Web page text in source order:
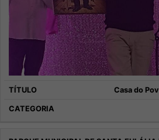
Casa do